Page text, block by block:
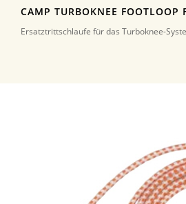
CAMP TURBOKNEE FOOTLOOP
Ersatztrittschlaufe für das Turboknee-